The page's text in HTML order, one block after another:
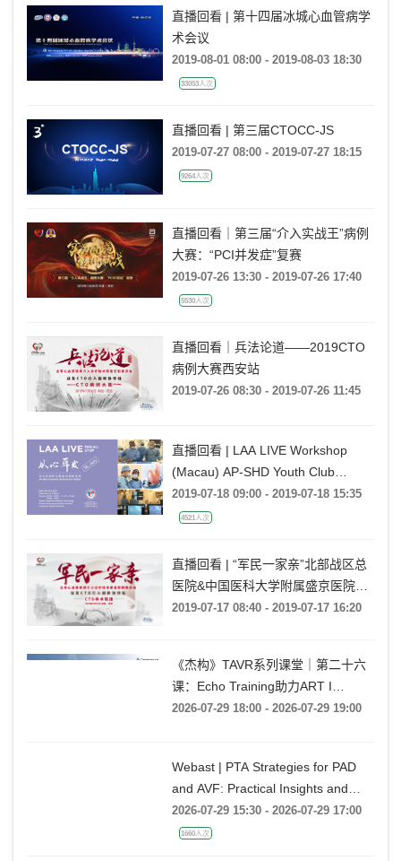
直播回看 | 第十四届冰城心血管病学
术会议
2019-08-01 08:00 - 2019-08-03 18:30
33053人次
直播回看 | 第三届CTOCC-JS
2019-07-27 08:00 - 2019-07-27 18:15
9264人次
直播回看｜第三届“介入实战王”病例
大赛：“PCI并发症”复赛
2019-07-26 13:30 - 2019-07-26 17:40
5530人次
直播回看｜兵法论道——2019CTO
病例大赛西安站
2019-07-26 08:30 - 2019-07-26 11:45
直播回看 | LAA LIVE Workshop
(Macau) AP-SHD Youth Club
Training Series
2019-07-18 09:00 - 2019-07-18 15:35
4521人次
直播回看 | “军民一家亲”北部战区总
医院&中国医科大学附属盛京医院
CTO手术联播
2019-07-17 08:40 - 2019-07-17 16:20
《杰构》TAVR系列课堂｜第二十六
课：Echo Training助力ART I
Rebecca T. Hahn教授《第二期-主动
2026-07-29 18:00 - 2026-07-29 19:00
Webast | PTA Strategies for PAD
and AVF: Practical Insights and
Techniques
2026-07-29 15:30 - 2026-07-29 17:00
1660人次